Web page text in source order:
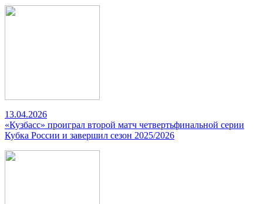
13.04.2026
«Кузбасс» проиграл второй матч четвертьфинальной серии
Кубка России и завершил сезон 2025/2026